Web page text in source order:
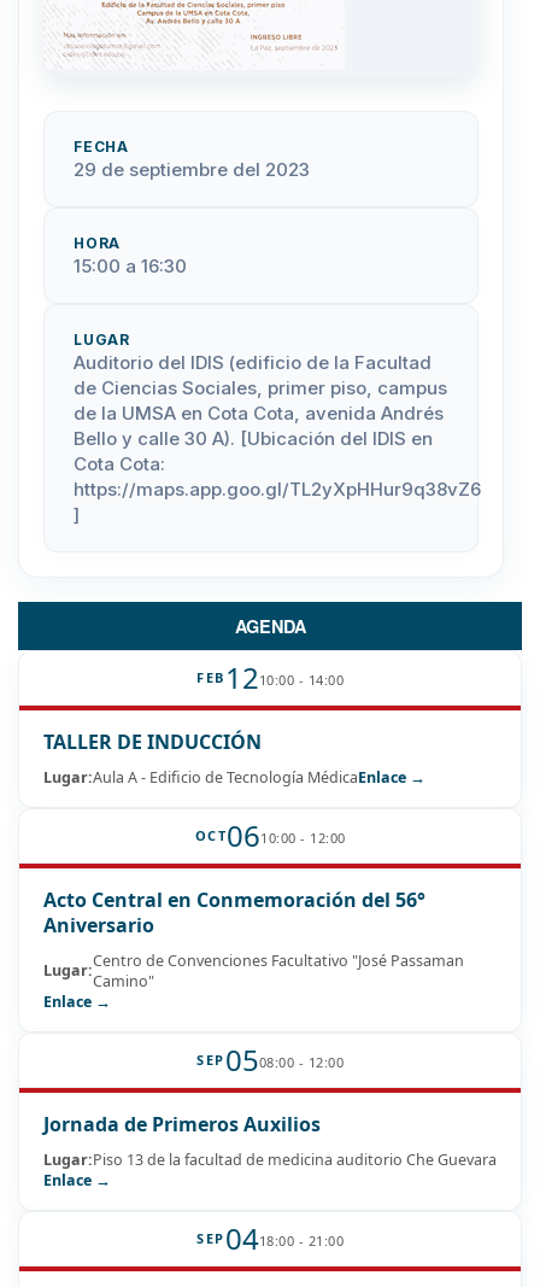
FECHA
29 de septiembre del 2023
HORA
15:00 a 16:30
LUGAR
Auditorio del IDIS (edificio de la Facultad
de Ciencias Sociales, primer piso, campus
de la UMSA en Cota Cota, avenida Andrés
Bello y calle 30 A). [Ubicación del IDIS en
Cota Cota:
https://maps.app.goo.gl/TL2yXpHHur9q38vZ6
]
AGENDA
FEB 1210:00 - 14:00
TALLER DE INDUCCIÓN
Lugar:Aula A - Edificio de Tecnología MédicaEnlace →
OCT0610:00 - 12:00
Acto Central en Conmemoración del 56°
Aniversario
Lugar:Centro de Convenciones Facultativo "José Passaman
Camino"
Enlace →
SEP 0508:00 - 12:00
Jornada de Primeros Auxilios
Lugar:Piso 13 de la facultad de medicina auditorio Che Guevara
Enlace →
SEP 0418:00 - 21:00